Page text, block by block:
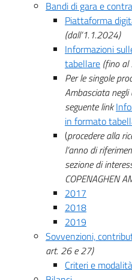
Bandi di gara e
Piattaforma
(dall’1.1.2024)
Informazioni
tabellare (fino
Per le singole
Ambasciata
seguente link
in formato
(procedere alla
l’anno di
sezione di
COPENAGHEN
2017
2018
2019
Sovvenzioni,
art. 26 e 27)
Criteri e modalità